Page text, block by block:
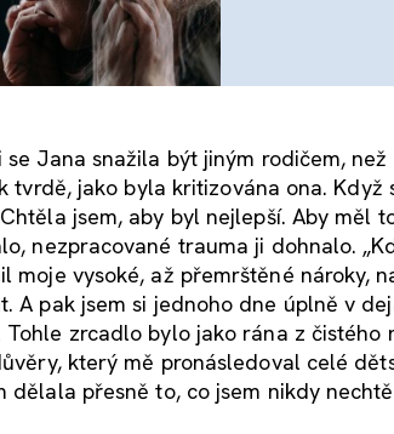
se Jana snažila být jiným rodičem,
tvrdě, jako byla kritizována ona.
jsem, aby byl nejlepší. Aby měl
nezpracované trauma ji dohnalo.
moje vysoké, až přemrštěné nároky,
A pak jsem si jednoho dne úplně v
Tohle zrcadlo bylo jako rána z
který mě pronásledoval celé
dělala přesně to, co jsem nikdy